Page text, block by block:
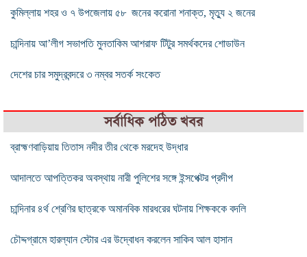
কুমিল্লায় শহর ও ৭ উপজেলায় ৫৮ জনের করোনা শনাক্ত, মৃত্যু ২ জনের
চান্দিনায় আ’লীগ সভাপতি মুনতাকিম আশরাফ টিটুর সমর্থকদের শোডাউন
দেশের চার সমুদ্রবন্দরে ৩ নম্বর সতর্ক সংকেত
সর্বাধিক পঠিত খবর
ব্রাহ্মণবাড়িয়ায় তিতাস নদীর তীর থেকে মরদেহ উদ্ধার
আদালতে আপত্তিকর অবস্থায় নারী পুলিশের সঙ্গে ইন্সপেক্টর প্রদীপ
চান্দিনার ৪র্থ শ্রেণির ছাত্রকে অমানবিক মারধরের ঘটনায় শিক্ষককে বদলি
চৌদ্দগ্রামে হারল্যান স্টোর এর উদ্বোধন করলেন সাকিব আল হাসান